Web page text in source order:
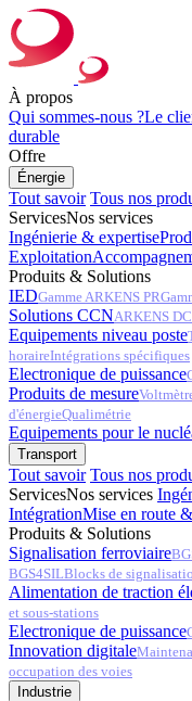
À propos
Qui sommes-nous ?Le
durable
Offre
Énergie
Tout savoir Tous nos
ServicesNos services
Ingénierie & expertise
Exploitation
Produits & Solutions
IEDGamme ARKENS PR
Solutions CCNARKENS
Equipements niveau poste
horaireIntégrations spécifiques
Electronique de puissance
Produits de mesure
d'énergieQualimétrie
Equipements pour le
Transport
Tout savoir Tous nos
ServicesNos services
IntégrationMise en route
Produits & Solutions
Signalisation ferroviaire
BGS4SILBlocks de
Alimentation de traction
et sous-stations
Electronique de puissance
Innovation digitale
occupation des voies
Industrie